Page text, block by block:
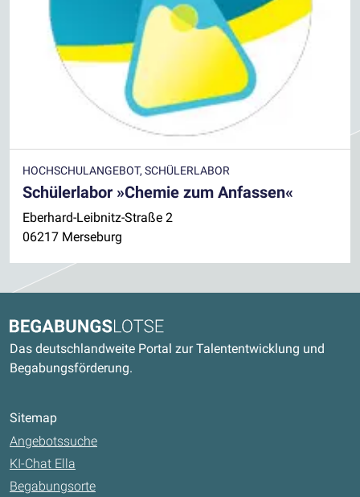
HOCHSCHULANGEBOT, SCHÜLERLABOR
Schülerlabor »Chemie zum Anfassen«
Eberhard-Leibnitz-Straße 2
06217 Merseburg
Begabungslotse
Das deutschlandweite Portal zur Talententwicklung und
Begabungsförderung.
Sitemap
Angebotssuche
KI-Chat Ella
Begabungsorte